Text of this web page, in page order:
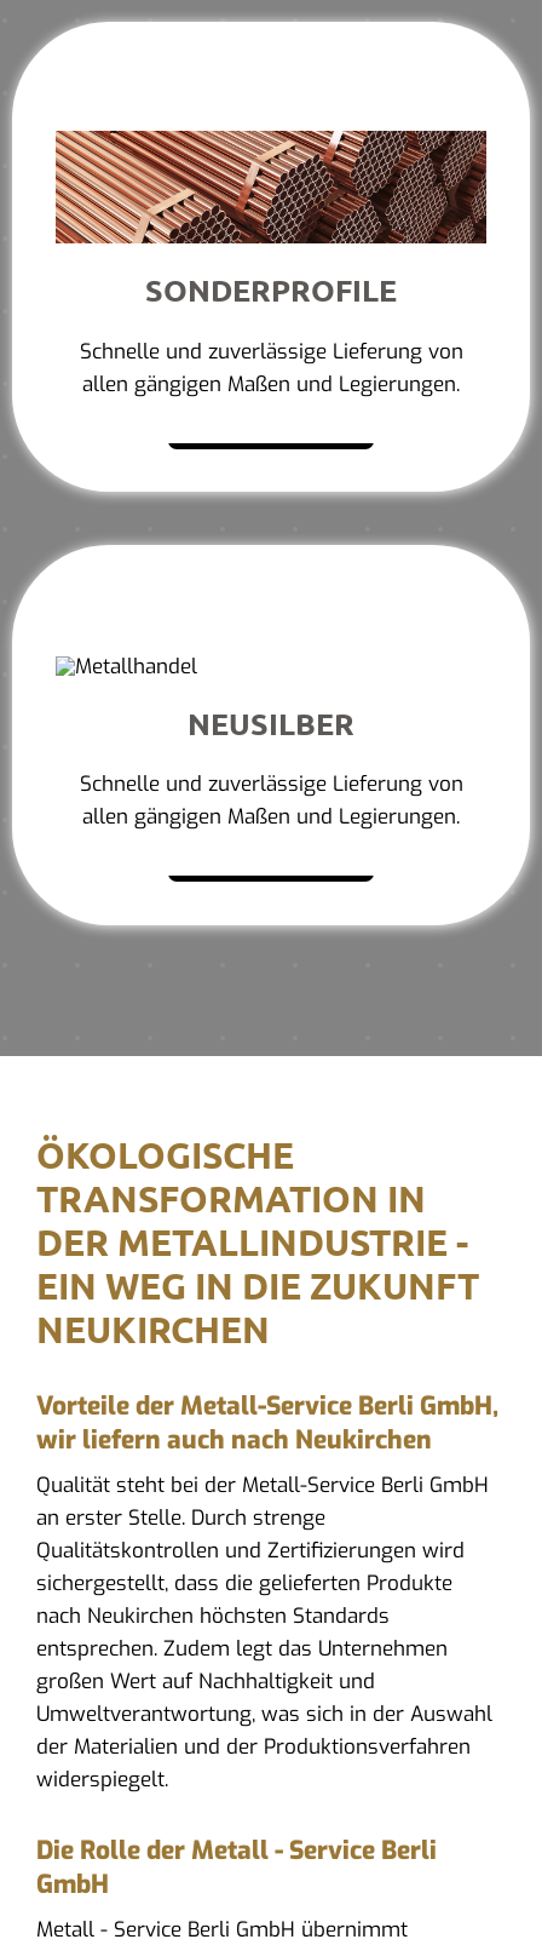
SONDERPROFILE
Schnelle und zuverlässige Lieferung von
allen gängigen Maßen und Legierungen.
NEUSILBER
Schnelle und zuverlässige Lieferung von
allen gängigen Maßen und Legierungen.
ÖKOLOGISCHE
TRANSFORMATION IN
DER METALLINDUSTRIE -
EIN WEG IN DIE ZUKUNFT
NEUKIRCHEN
Vorteile der Metall-Service Berli GmbH,
wir liefern auch nach Neukirchen
Qualität steht bei der Metall-Service Berli GmbH
an erster Stelle. Durch strenge
Qualitätskontrollen und Zertifizierungen wird
sichergestellt, dass die gelieferten Produkte
nach Neukirchen höchsten Standards
entsprechen. Zudem legt das Unternehmen
großen Wert auf Nachhaltigkeit und
Umweltverantwortung, was sich in der Auswahl
der Materialien und der Produktionsverfahren
widerspiegelt.
Die Rolle der Metall - Service Berli
GmbH
Metall - Service Berli GmbH übernimmt